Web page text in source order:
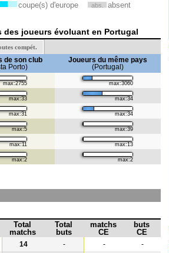
coupe(s) d'europe abs. absent
des joueurs évoluant en Portugal
compét.
de son club
Porto)
Joueurs du même pays
(Portugal)
max:2755 max:3060
max:33 max:34
max:31 max:34
max:5 max:39
max:11 max:13
max:2 max:2
Total
matchs
Total
buts
matchs
CE
buts
CE
14 - -
-